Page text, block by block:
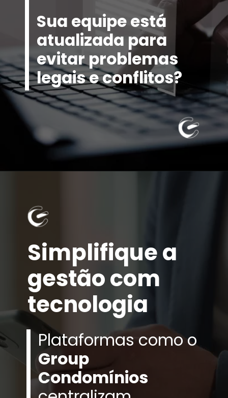
Sua equipe está
atualizada para
evitar problemas
legais e conflitos?
Simplifique a
gestão com
tecnologia
Plataformas como o
Group
Condomínios